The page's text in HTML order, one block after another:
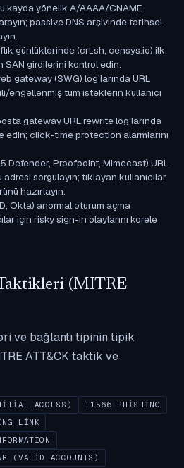
kayda yönelik A/AAAA/CNAME
passive DNS arşivinde tarihsel
günlüklerinde (crt.sh, censys.io) ilk
SAN girdilerini kontrol edin.
gateway (SWG) log'larında URL
engellenmiş tüm isteklerin kullanıcı
gateway URL rewrite log'larında
edin; click-time protection alarmlarını
Defender, Proofpoint, Mimecast) URL
sorgulayın; tıklayan kullanıcılar
hazırlayın.
Okta) anormal oturum açma
için risky sign-in olaylarını korele
(MITRE
ve bağlantı tipinin tipik
ATT&CK taktik ve
ACCESS)
T1566 PHISHING
LINK
(VALID ACCOUNTS)